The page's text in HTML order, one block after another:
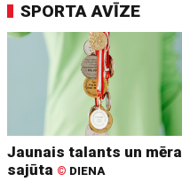
SPORTA AVĪZE
Jaunais talants un mēra
sajūta © DIENA